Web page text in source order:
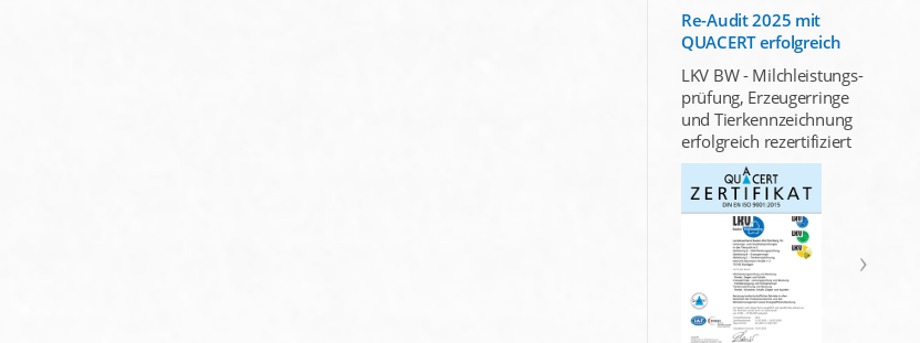
Re-Audit 2025 mit
QUACERT erfolgreich
LKV BW - Milchleistungs-
prüfung, Erzeugerringe
und Tierkennzeichnung
erfolgreich rezertifiziert